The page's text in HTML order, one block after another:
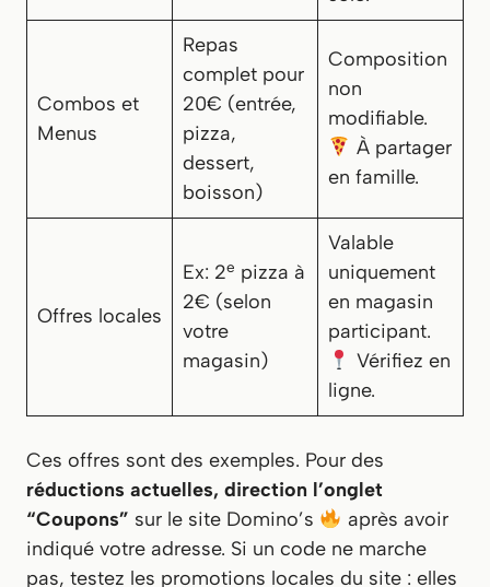
Combos et
Menus
Repas
complet pour
20€ (entrée,
pizza,
dessert,
boisson)
Composition
non
modifiable.
À partager
en famille.
Offres locales
Ex: 2e pizza à
2€ (selon
votre
magasin)
Valable
uniquement
en magasin
participant.
Vérifiez en
ligne.
Ces offres sont des exemples. Pour des
réductions actuelles, direction l’onglet
“Coupons” sur le site Domino’s
après avoir
indiqué votre adresse. Si un code ne marche
pas, testez les promotions locales du site : elles